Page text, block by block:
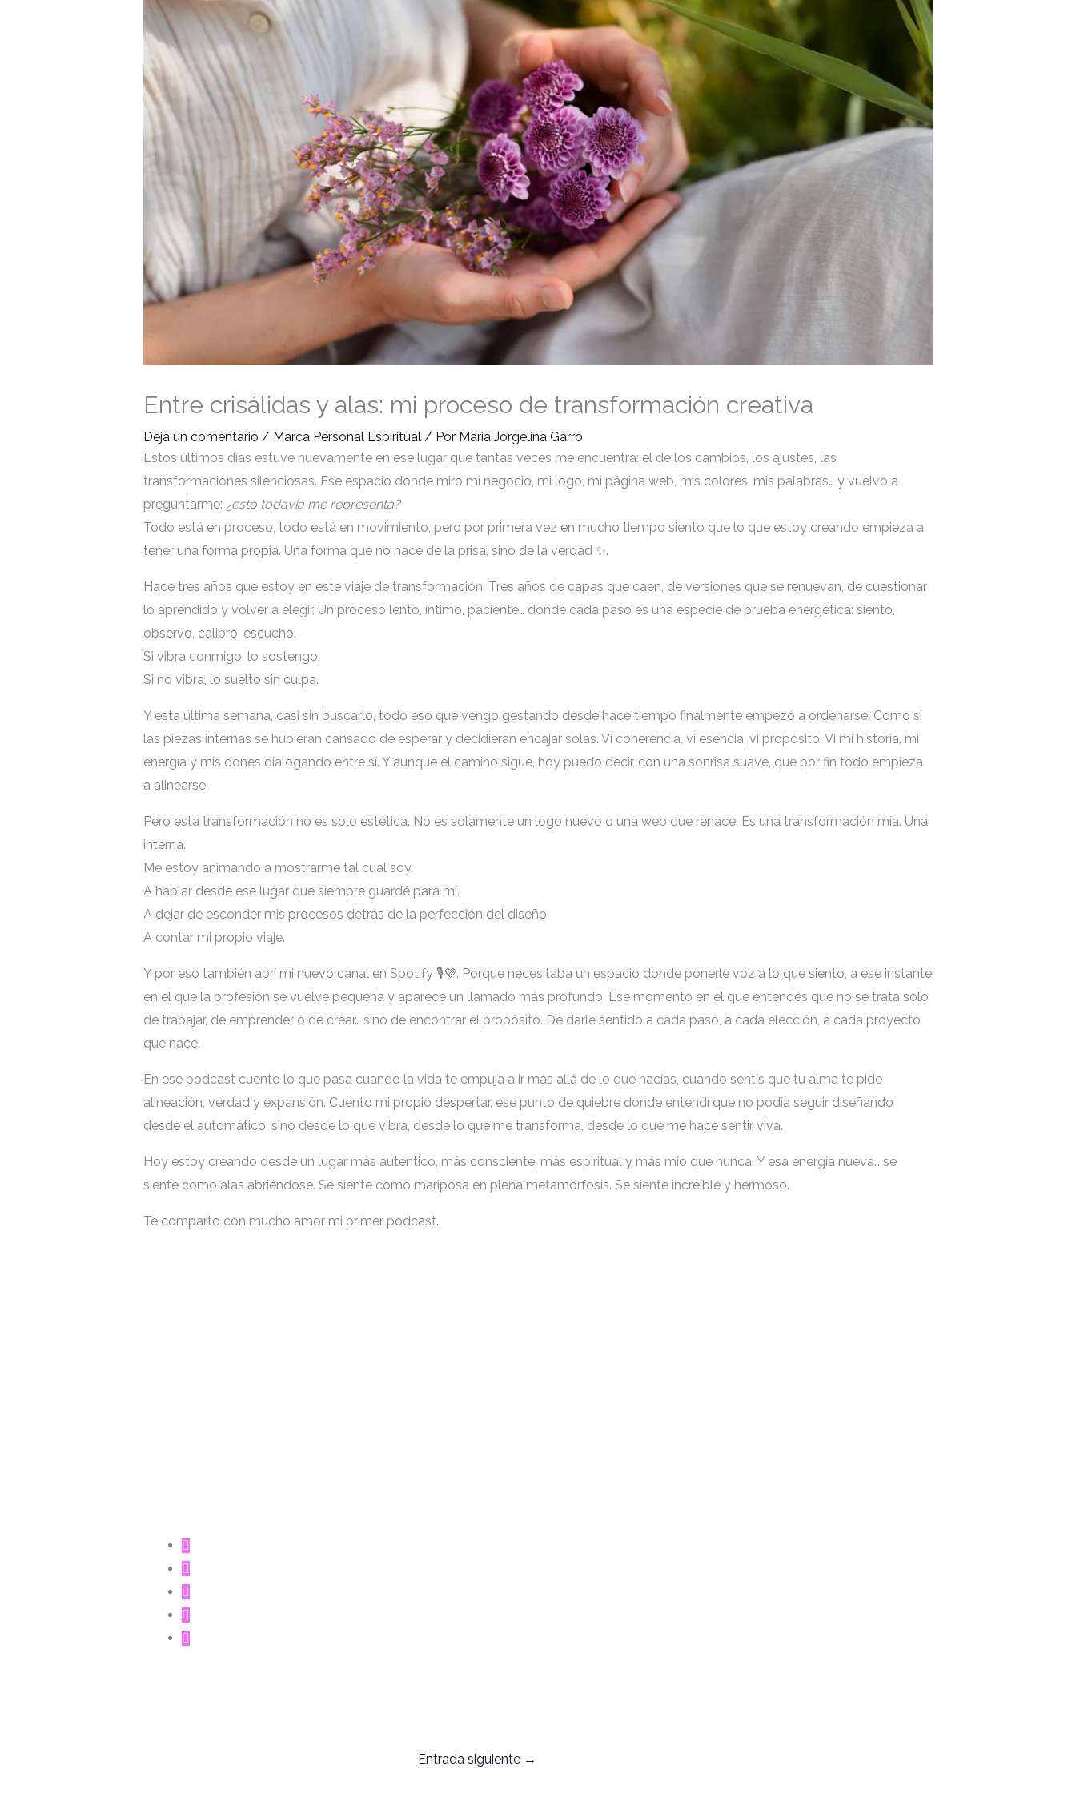
Entre crisálidas y alas: mi proceso de transformación creativa
Deja un comentario / Marca Personal Espiritual/ Por Maria Jorgelina Garro
Estos últimos días estuve nuevamente en ese lugar que tantas veces me encuentra: el de los cambios, los ajustes, las
transformaciones silenciosas. Ese espacio donde miro mi negocio, mi logo, mi página web, mis colores, mis palabras… y vuelvo a
preguntarme: ¿esto todavía me representa?
Todo está en proceso, todo está en movimiento, pero por primera vez en mucho tiempo siento que lo que estoy creando empieza a
tener una forma propia. Una forma que no nace de la prisa, sino de la verdad ✨.
Hace tres años que estoy en este viaje de transformación. Tres años de capas que caen, de versiones que se renuevan, de cuestionar
lo aprendido y volver a elegir. Un proceso lento, íntimo, paciente… donde cada paso es una especie de prueba energética: siento,
observo, calibro, escucho.
Si vibra conmigo, lo sostengo.
Si no vibra, lo suelto sin culpa.
Y esta última semana, casi sin buscarlo, todo eso que vengo gestando desde hace tiempo finalmente empezó a ordenarse. Como si
las piezas internas se hubieran cansado de esperar y decidieran encajar solas. Vi coherencia, vi esencia, vi propósito. Vi mi historia, mi
energía y mis dones dialogando entre sí. Y aunque el camino sigue, hoy puedo decir, con una sonrisa suave, que por fin todo empieza
a alinearse.
Pero esta transformación no es solo estética. No es solamente un logo nuevo o una web que renace. Es una transformación mía. Una
interna.
Me estoy animando a mostrarme tal cual soy.
A hablar desde ese lugar que siempre guardé para mí.
A dejar de esconder mis procesos detrás de la perfección del diseño.
A contar mi propio viaje.
Y por eso también abrí mi nuevo canal en Spotify 🎙️💜. Porque necesitaba un espacio donde ponerle voz a lo que siento, a ese instante
en el que la profesión se vuelve pequeña y aparece un llamado más profundo. Ese momento en el que entendés que no se trata solo
de trabajar, de emprender o de crear… sino de encontrar el propósito. De darle sentido a cada paso, a cada elección, a cada proyecto
que nace.
En ese podcast cuento lo que pasa cuando la vida te empuja a ir más allá de lo que hacías, cuando sentís que tu alma te pide
alineación, verdad y expansión. Cuento mi propio despertar, ese punto de quiebre donde entendí que no podía seguir diseñando
desde el automático, sino desde lo que vibra, desde lo que me transforma, desde lo que me hace sentir viva.
Hoy estoy creando desde un lugar más auténtico, más consciente, más espiritual y más mío que nunca. Y esa energía nueva… se
siente como alas abriéndose. Se siente como mariposa en plena metamorfosis. Se siente increíble y hermoso.
Te comparto con mucho amor mi primer podcast.
Entrada siguiente →